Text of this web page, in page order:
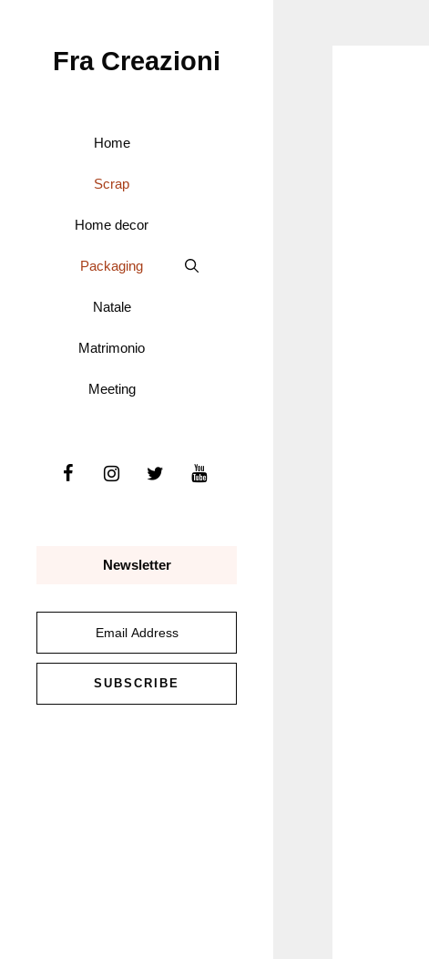
Fra Creazioni
Home
Scrap
Home decor
Packaging
Natale
Matrimonio
Meeting
Newsletter